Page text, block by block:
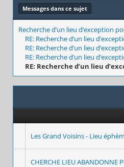
Messages dans ce sujet
Recherche d’un lieu d’exception
RE: Recherche d’un lieu
RE: Recherche d’un lieu
RE: Recherche d’un lieu
RE: Recherche d’un lieu
Les Grand Voisins - Lieu
CHERCHE LIEU ABANDONNE